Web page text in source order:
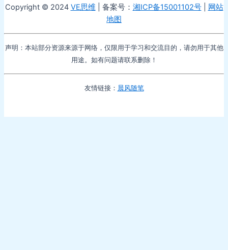
Copyright © 2024 VE思维 | 备案号： 湘ICP备15001102号| 网站
地图
声明：本站部分资源来源于网络，仅限用于学习和交流目的，请勿用于其他
用途。如有问题请联系删除！
友情链接： 晨风随笔